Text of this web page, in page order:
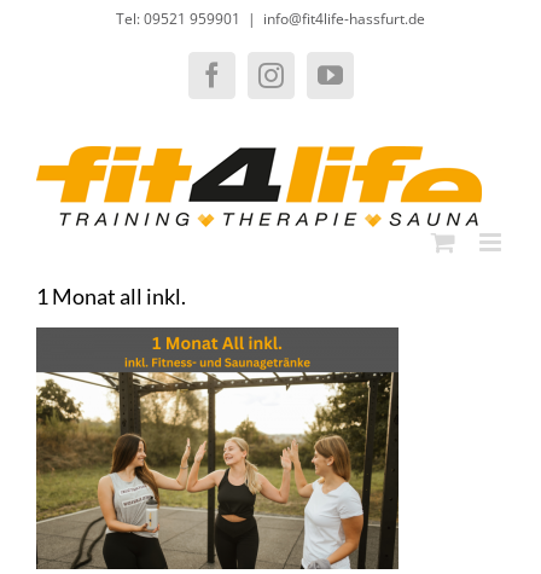
Tel: 09521 959901 | info@fit4life-hassfurt.de
FacebookInstagramYouTube
1 Monat all inkl.